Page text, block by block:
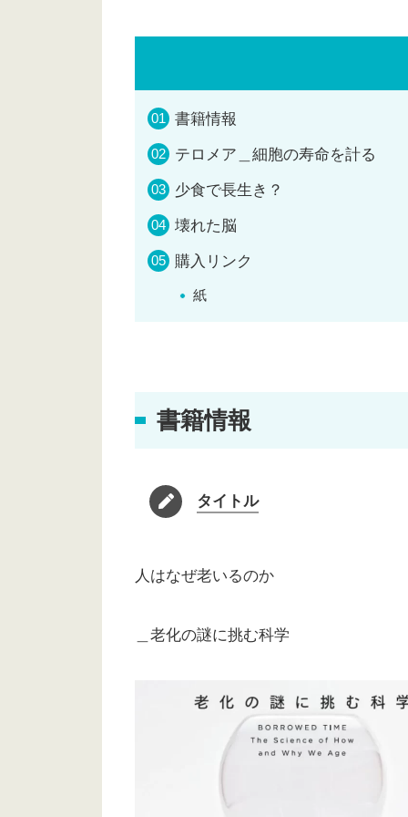
書籍情報
テロメア＿細胞の寿命を計る
少食で長生き？
壊れた脳
購入リンク
紙
書籍情報
タイトル
人はなぜ老いるのか
＿老化の謎に挑む科学